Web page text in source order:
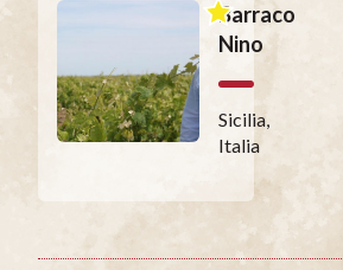
Barraco
Nino
Sicilia,
Italia